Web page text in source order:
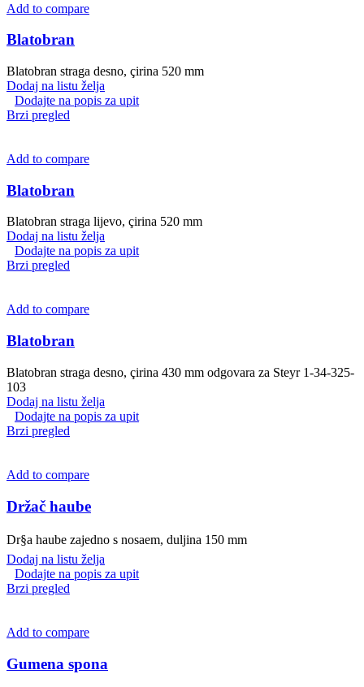
Add to compare
Blatobran
Blatobran straga desno, çirina 520 mm
Dodaj na listu želja
Dodajte na popis za upit
Brzi pregled
Add to compare
Blatobran
Blatobran straga lijevo, çirina 520 mm
Dodaj na listu želja
Dodajte na popis za upit
Brzi pregled
Add to compare
Blatobran
Blatobran straga desno, çirina 430 mm odgovara za Steyr 1-34-325-
103
Dodaj na listu želja
Dodajte na popis za upit
Brzi pregled
Add to compare
Držač haube
Dr§a haube zajedno s nosaem, duljina 150 mm
Dodaj na listu želja
Dodajte na popis za upit
Brzi pregled
Add to compare
Gumena spona